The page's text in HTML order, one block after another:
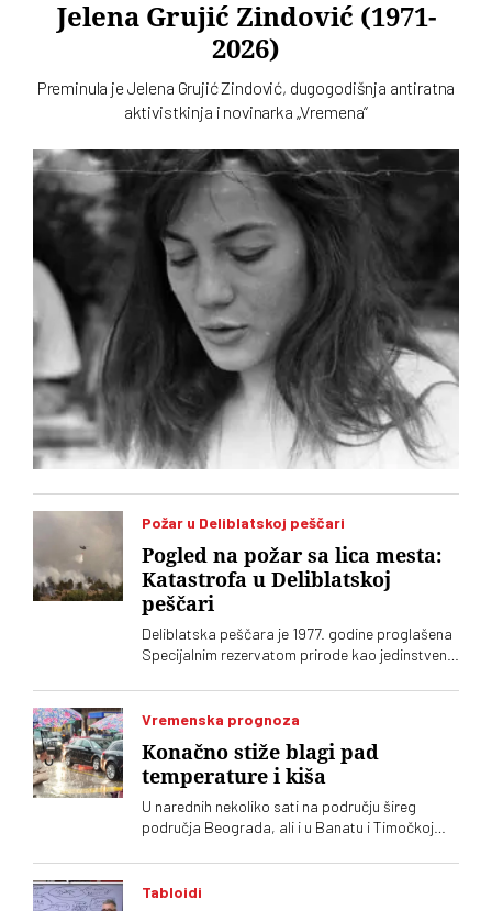
Jelena Grujić Zindović (1971-
2026)
Preminula je Jelena Grujić Zindović, dugogodišnja antiratna
aktivistkinja i novinarka „Vremena“
Požar u Deliblatskoj peščari
Pogled na požar sa lica mesta:
Katastrofa u Deliblatskoj
peščari
Deliblatska peščara je 1977. godine proglašena
Specijalnim rezervatom prirode kao jedinstveni
ne postoji nigde drugde u Evropi. Sada gori
preko 700 hektara. Stefan Cvetković,
kako to doživljava
Vremenska prognoza
Konačno stiže blagi pad
temperature i kiša
U narednih nekoliko sati na području šireg
područja Beograda, ali i u Banatu i Timočkoj
juga Bačke i u brdsko-planinskim predelima
mogu se očekivati padavine, objavio je RHMZ
Tabloidi